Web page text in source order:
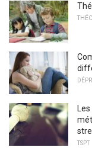
TSPT